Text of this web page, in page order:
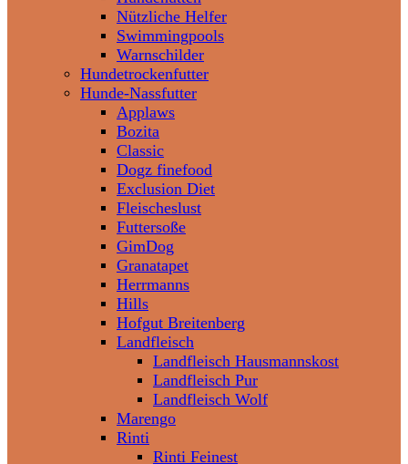
Nützliche Helfer
Swimmingpools
Warnschilder
Hundetrockenfutter
Hunde-Nassfutter
Applaws
Bozita
Classic
Dogz finefood
Exclusion Diet
Fleischeslust
Futtersoße
GimDog
Granatapet
Herrmanns
Hills
Hofgut Breitenberg
Landfleisch
Landfleisch Hausmannskost
Landfleisch Pur
Landfleisch Wolf
Marengo
Rinti
Rinti Feinest